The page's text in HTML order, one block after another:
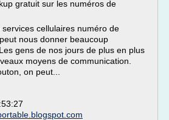
gratuit sur les numéros de
cellulaires numéro de
nous donner beaucoup
gens de nos jours de plus en plus
moyens de communication.
on peut...